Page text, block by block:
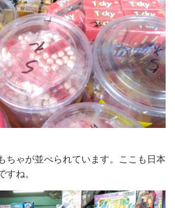
ちゃが並べられています。ここも日本
すね。